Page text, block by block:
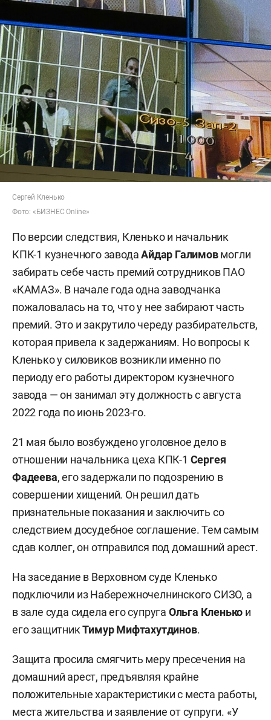
Сергей Кленько
Фото: «БИЗНЕС Online»
По версии следствия, Кленько и начальник
КПК-1 кузнечного заводаАйдар Галимовмогли
забирать себе часть премий сотрудников ПАО
«КАМАЗ». В начале года одна заводчанка
пожаловалась на то, что у нее забирают часть
премий. Это и закрутило череду разбирательств,
которая привела к задержаниям. Но вопросы к
Кленько у силовиков возникли именно по
периоду его работы директором кузнечного
завода — он занимал эту должность с августа
2022 года по июнь 2023-го.
21 мая было возбуждено уголовное дело в
отношении начальника цеха КПК-1 Сергея
Фадеева, его задержали по подозрению в
совершении хищений. Он решил дать
признательные показания и заключить со
следствием досудебное соглашение. Тем самым
сдав коллег, он отправился под домашний арест.
На заседание в Верховном суде Кленько
подключили из Набережночелнинского СИЗО, а
в зале суда сидела его супруга Ольга Кленько и
его защитникТимур Мифтахутдинов.
Защита просила смягчить меру пресечения на
домашний арест, предъявляя крайне
положительные характеристики с места работы,
места жительства и заявление от супруги. «У